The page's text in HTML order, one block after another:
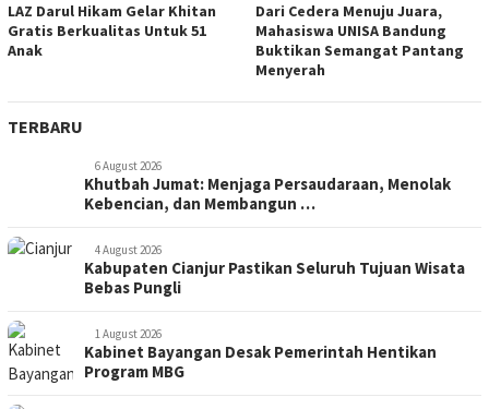
LAZ Darul Hikam Gelar Khitan
Gratis Berkualitas Untuk 51
Anak
Dari Cedera Menuju Juara,
Mahasiswa UNISA Bandung
Buktikan Semangat Pantang
Menyerah
TERBARU
6 August 2026
Khutbah Jumat: Menjaga Persaudaraan, Menolak
Kebencian, dan Membangun …
4 August 2026
Kabupaten Cianjur Pastikan Seluruh Tujuan Wisata
Bebas Pungli
1 August 2026
Kabinet Bayangan Desak Pemerintah Hentikan
Program MBG